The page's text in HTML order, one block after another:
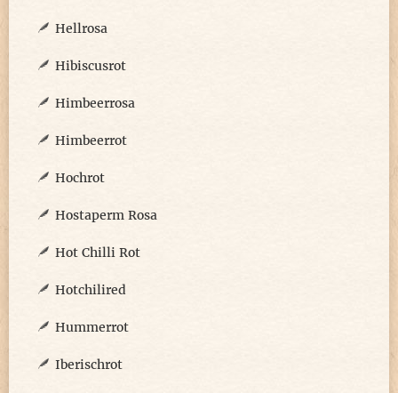
Hellrosa
Hibiscusrot
Himbeerrosa
Himbeerrot
Hochrot
Hostaperm Rosa
Hot Chilli Rot
Hotchilired
Hummerrot
Iberischrot